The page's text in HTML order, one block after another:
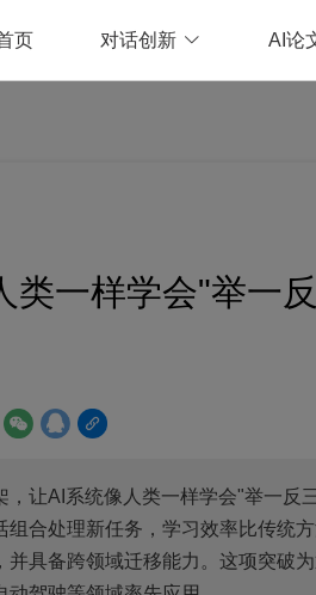
页 对话创新 AI论
类一样学会"举一
让AI系统像人类一样学会"举一反
合处理新任务，学习效率比传统方
具备跨领域迁移能力。这项突破